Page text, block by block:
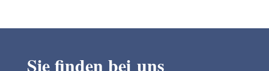
Sie finden bei uns